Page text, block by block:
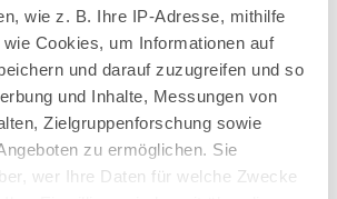
wie z. B. Ihre IP-Adresse, mithilfe
wie Cookies, um Informationen auf
und darauf zuzugreifen und so
und Inhalte, Messungen von
Zielgruppenforschung sowie
zu ermöglichen. Sie
wer Ihre Daten für welche Zwecke